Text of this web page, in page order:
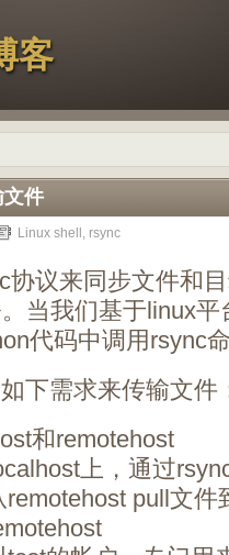
客
件
Linux shell , rsync
议来同步文件和目
当我们基于linux
代码中调用rsync
下需求来传输文件
和remotehost
上，通过
pull文件